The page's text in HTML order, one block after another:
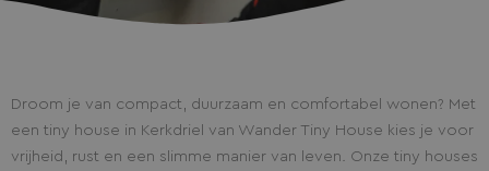
Droom je van compact, duurzaam en comfortabel wonen? Met
een tiny house in Kerkdriel van Wander Tiny House kies je voor
vrijheid, rust en een slimme manier van leven. Onze tiny houses